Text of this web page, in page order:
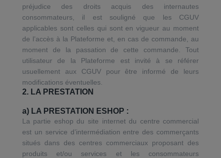
préjudice des droits acquis des internautes
consommateurs, il est souligné que les CGUV
applicables sont celles qui sont en vigueur au moment
de l’accès à la Plateforme et, en cas de commande, au
moment de la passation de cette commande. Tout
utilisateur de la Plateforme est invité à se référer
usuellement aux CGUV pour être informé de leurs
modifications éventuelles.
2. LA PRESTATION
a) LA PRESTATION ESHOP :
La partie eshop du site internet du centre commercial
est un service d’intermédiation entre des commerçants
situés dans des centres commerciaux proposant des
produits et/ou services et les consommateurs